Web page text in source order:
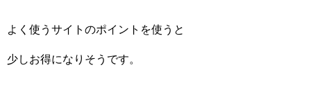
よく使うサイトのポイントを使うと
少しお得になりそうです。